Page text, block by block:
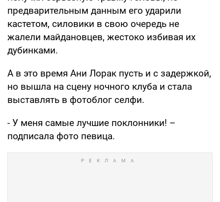
предварительным данным его ударили
кастетом, силовики в свою очередь не
жалели майдановцев, жестоко избивая их
дубинками.
А в это время Ани Лорак пусть и с задержкой,
но вышла на сцену ночного клуба и стала
выставлять в фотоблог селфи.
- У меня самые лучшие поклонники! –
подписала фото певица.